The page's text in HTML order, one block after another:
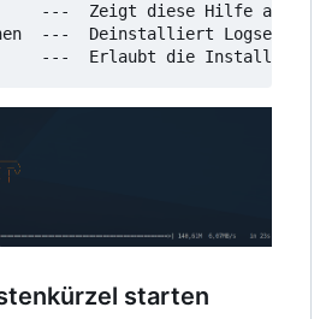
---  Zeigt diese Hilfe an
---  Deinstalliert Logseq
starten